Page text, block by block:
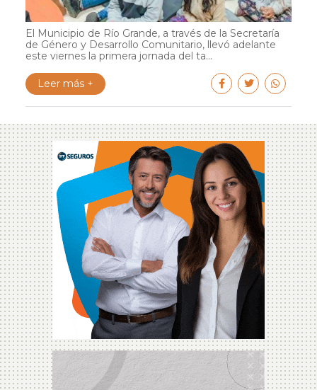
El Municipio de Río Grande, a través de la Secretaría
de Género y Desarrollo Comunitario, llevó adelante
este viernes la primera jornada del ta...
Leer más +